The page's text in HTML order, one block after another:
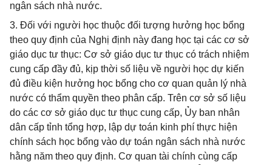
ngân sách nhà nước.
3. Đối với người học thuộc đối tượng hưởng học bổng
theo quy định của Nghị định này đang học tại các cơ sở
giáo dục tư thục: Cơ sở giáo dục tư thục có trách nhiệm
cung cấp đầy đủ, kịp thời số liệu về người học dự kiến
đủ điều kiện hưởng học bổng cho cơ quan quản lý nhà
nước có thẩm quyền theo phân cấp. Trên cơ sở số liệu
do các cơ sở giáo dục tư thục cung cấp, Ủy ban nhân
dân cấp tỉnh tổng hợp, lập dự toán kinh phí thực hiện
chính sách học bổng vào dự toán ngân sách nhà nước
hằng năm theo quy định. Cơ quan tài chính cùng cấp